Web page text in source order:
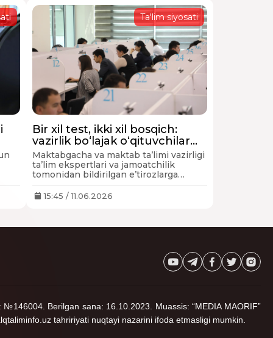
Ta'lim siyosati
Bir xil test, ikki xil bosqich:
vazirlik bo‘lajak o‘qituvchilar
uchun yangi diagnostika
tizimini tasdiqladi
Maktabgacha va maktab ta’limi vazirligi
ta’lim ekspertlari va jamoatchilik
tomonidan bildirilgan e’tirozlarga
davlat ro‘yxatidan o‘tkazdi.
15:45 / 11.06.2026
Berilgan sana: 16.10.2023. Muassis: “MEDIA MAORIF”
tahririyati nuqtayi nazarini ifoda etmasligi mumkin.